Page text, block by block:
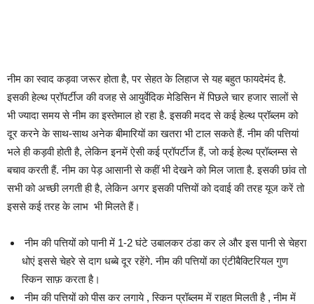
नीम का स्वाद कड़वा जरूर होता है, पर सेहत के लिहाज से यह बहुत फायदेमंद है.
इसकी हेल्थ प्रॉपर्टीज की वजह से आयुर्वेदिक मेडिसिन में पिछले चार हजार सालों से
भी ज्यादा समय से नीम का इस्तेमाल हो रहा है. इसकी मदद से कई हेल्थ प्रॉब्लम को
दूर करने के साथ-साथ अनेक बीमारियों का खतरा भी टाल सकते हैं. नीम की पत्तियां
भले ही कड़वी होती है, लेकिन इनमें ऐसी कई प्रॉपर्टीज हैं, जो कई हेल्थ प्रॉब्लम्स से
बचाव करती हैं. नीम का पेड़ आसानी सेकहीं भी देखने को मिल जाता है. इसकी छांव तो
सभी को अच्छी लगती ही है, लेकिन अगर इसकी पत्तियों को दवाई की तरह यूज करें तो
इससे कई तरह के लाभ भी मिलते हैं।
नीम की पत्तियों को पानी में 1-2 घंटे उबालकर ठंडा कर ले और इस पानी से चेहरा
धोएं इससे चेहरे से दाग धब्बे दूर रहेंगे. नीम की पत्तियों का एंटीबैक्टिरियल गुण
स्किन साफ़ करता है।
नीम की पत्तियों को पीस कर लगाये , स्किन प्रॉब्लम में राहत मिलती है , नीम में